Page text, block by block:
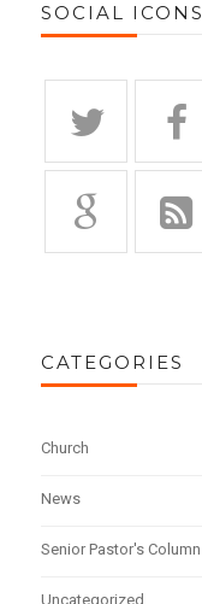
SOCIAL ICONS
CATEGORIES
Church
News
Senior Pastor's Column
Uncategorized